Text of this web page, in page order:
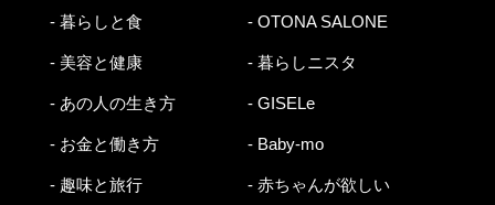
- 暮らしと食
- 美容と健康
- あの人の生き方
- お金と働き方
- 趣味と旅行
- OTONA SALONE
- 暮らしニスタ
- GISELe
- Baby-mo
- 赤ちゃんが欲しい